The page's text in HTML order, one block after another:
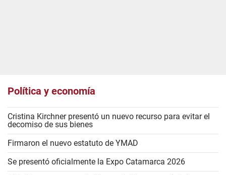
Política y economía
Cristina Kirchner presentó un nuevo recurso para evitar el
decomiso de sus bienes
Firmaron el nuevo estatuto de YMAD
Se presentó oficialmente la Expo Catamarca 2026